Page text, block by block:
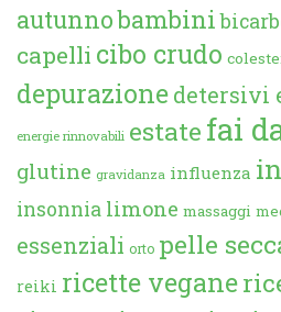
autunnobambini
capelli cibo crudo
depurazione detersivi
energie rinnovabili estate fai
glutine gravidanza influenza
insonnia limone massaggi
essenziali orto pelle
reiki ricette vegane